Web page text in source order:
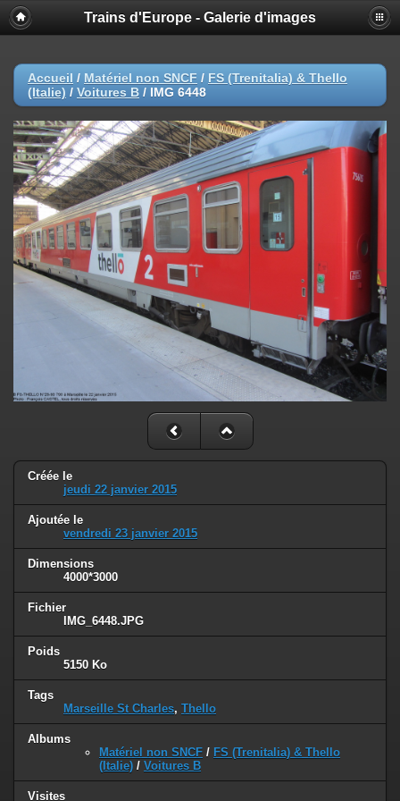
Trains d'Europe - Galerie d'images
Accueil / Matériel non SNCF / FS (Trenitalia) & Thello
(Italie) / Voitures B / IMG 6448
Créée le
jeudi 22 janvier 2015
Ajoutée le
vendredi 23 janvier 2015
Dimensions
4000*3000
Fichier
IMG_6448.JPG
Poids
5150 Ko
Tags
Marseille St Charles, Thello
Albums
Matériel non SNCF / FS (Trenitalia) & Thello
(Italie) / Voitures B
Visites